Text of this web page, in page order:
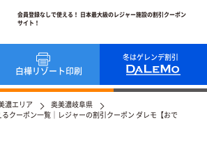
会員登録なしで使える！ 日本最大級のレジャー施設の割引クーポン
サイト！
冬はゲレンデ割引
白樺リゾート印刷
濃エリア
奥美濃岐阜県
クーポン一覧｜レジャーの割引クーポン ダレモ【おで